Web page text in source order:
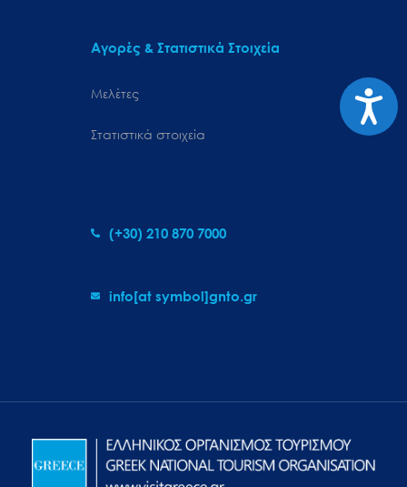
Αγορές & Στατιστικά Στοιχεία
Μελέτες
Στατιστικά στοιχεία
(+30) 210 870 7000
info[at symbol]gnto.gr